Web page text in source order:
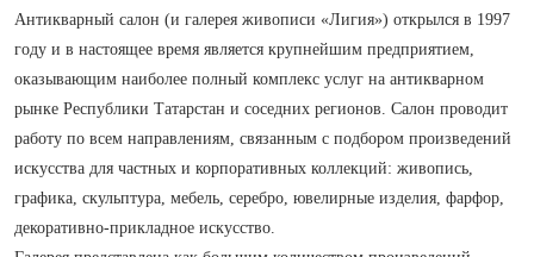
Антикварный салон (и галерея живописи «Лигия») открылся в 1997
году и в настоящее время является крупнейшим предприятием,
оказывающим наиболее полный комплекс услуг на антикварном
рынке Республики Татарстан и соседних регионов. Салон проводит
работу по всем направлениям, связанным с подбором произведений
искусства для частных и корпоративных коллекций: живопись,
графика, скульптура, мебель, серебро, ювелирные изделия, фарфор,
декоративно‑прикладное искусство.